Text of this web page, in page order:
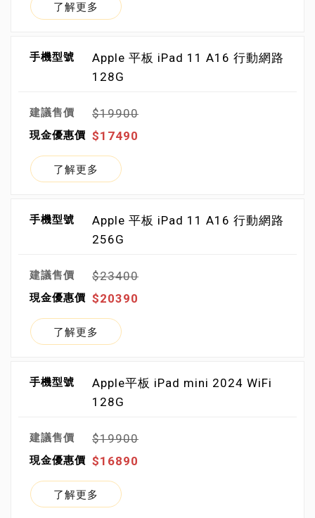
了解更多
Apple 平板 iPad 11 A16 行動網路
128G
$19900
$17490
了解更多
Apple 平板 iPad 11 A16 行動網路
256G
$23400
$20390
了解更多
Apple平板 iPad mini 2024 WiFi
128G
$19900
$16890
了解更多